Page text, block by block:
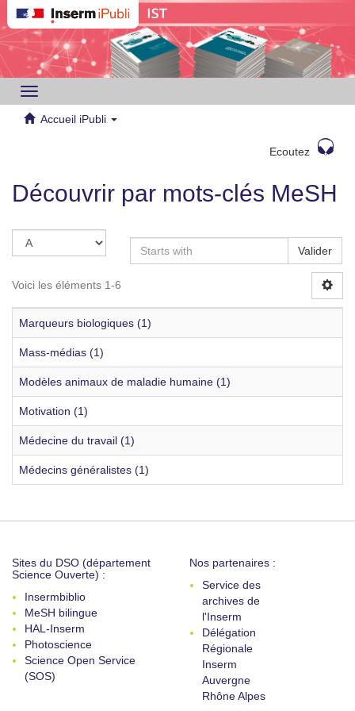
Toggle
navigation
Accueil iPubli
Ecoutez
Découvrir par mots-clés MeSH
Valider
Voici les éléments 1-6
Marqueurs biologiques (1)
Mass-médias (1)
Modèles animaux de maladie humaine (1)
Motivation (1)
Médecine du travail (1)
Médecins généralistes (1)
Sites du DSO (département
Science Ouverte) :
Insermbiblio
MeSH bilingue
HAL-Inserm
Photoscience
Science Open Service
(SOS)
Nos partenaires :
Service des
archives de
l'Inserm
Délégation
Régionale
Inserm
Auvergne
Rhône Alpes